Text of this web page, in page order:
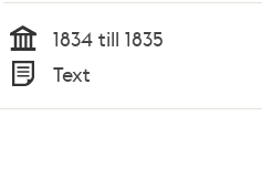
Tid
1834 till 1835
Typ
Text